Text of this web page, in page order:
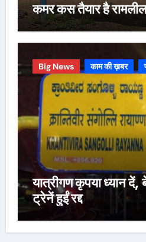
कमर कस तैयार है
Big News काम की ख़बर
यात्रीगण कृपया ध्यान
ट्रेनें हुईं रद्द